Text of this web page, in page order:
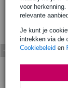
voor
relevante
Je kunt je
intrekken via de
Cookiebeleid en